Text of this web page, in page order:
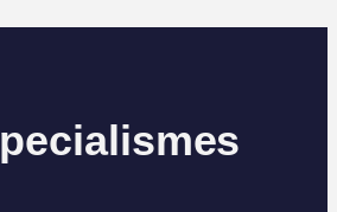
pecialismes